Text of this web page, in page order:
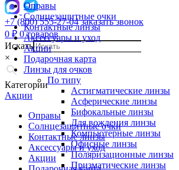
+7 (800) 555-27-04 заказать звонок
0 ₽ 0 товаров
Искать
×
Категории
Акции
Оправы
Солнцезащитные очки
Контактные линзы
Аксессуары и уход
Акции
Оправы
Солнцезащитные очки
Контактные линзы
Аксессуары и уход
Акции
Подарочная карта
Линзы для очков
По типу
Астигматические линзы
Асферические линзы
Бифокальные линзы
Для вождения линзы
Компьютерные линзы
Офисные линзы
Поляризационные линзы
Призматические линзы